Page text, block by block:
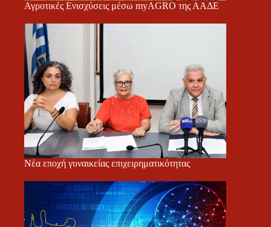
Αγροτικές Ενισχύσεις μέσω myAGRO της ΑΑΔΕ
Νέα εποχή γυναικείας επιχειρηματικότητας